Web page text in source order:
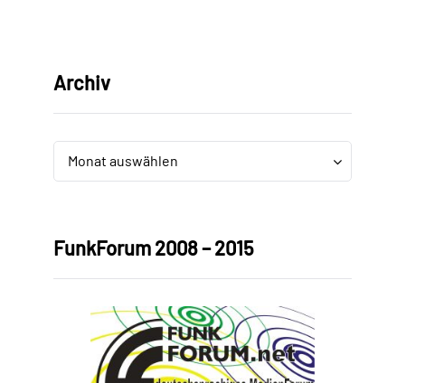
Archiv
Archiv
Monat auswählen
Archiv
FunkForum 2008 – 2015